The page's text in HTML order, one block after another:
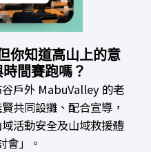
你知道高山上的意
間賽跑嗎？
戶外 MabuValley 的老
共同設攤、配合宣導，
活動安全及山域救援體
會」。